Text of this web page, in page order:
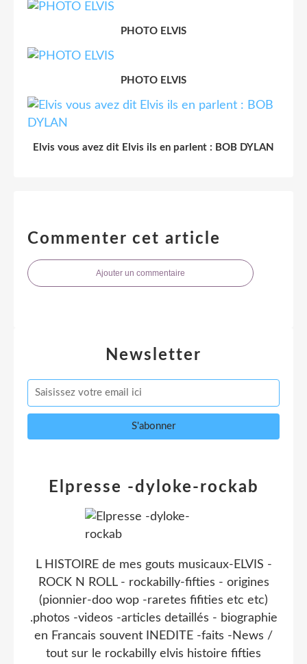
PHOTO ELVIS
PHOTO ELVIS
Elvis vous avez dit Elvis ils en parlent : BOB DYLAN
Commenter cet article
Ajouter un commentaire
Newsletter
Elpresse -dyloke-rockab
L HISTOIRE de mes gouts musicaux-ELVIS -
ROCK N ROLL - rockabilly-fifties - origines
(pionnier-doo wop -raretes fifities etc etc)
.photos -videos -articles detaillés - biographie
en Francais souvent INEDITE -faits -News /
tout sur le rockabilly elvis histoire fifties